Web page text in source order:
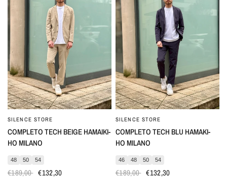
SILENCE STORE
COMPLETO TECH BEIGE HAMAIKI-
HO MILANO
48 50 54
€189,00 €132,30
SILENCE STORE
COMPLETO TECH BLU HAMAKI-
HO MILANO
46 48 50 54
€189,00 €132,30